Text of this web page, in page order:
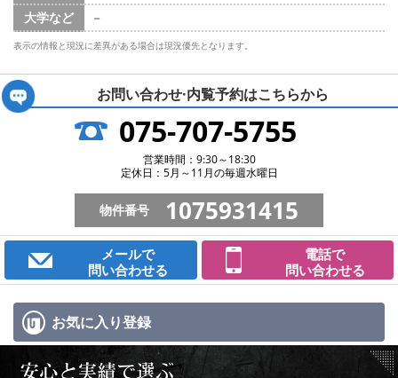
大学など
－
表示の情報と現況に差異がある場合は現況優先となります。
お問い合わせ·内覧予約はこちらから
075-707-5755
営業時間：9:30～18:30
定休日：5月～11月の毎週水曜日
物件番号 1075931415
メールで
問い合わせる
電話で
問い合わせる
お気に入り登録